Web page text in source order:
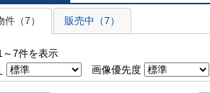
示
件（7）
販売中（7）
7件を表示
画像優先度